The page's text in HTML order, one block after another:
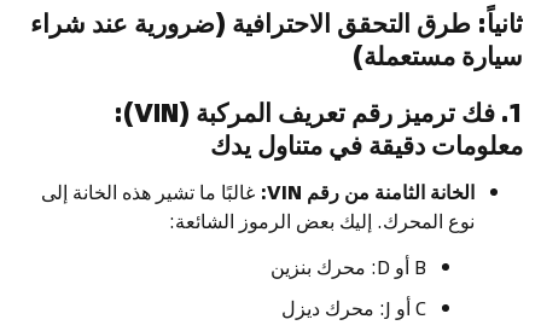
ثانياً: طرق التحقق الاحترافية (ضرورية عند شراء
سيارة مستعملة)
1. فك ترميز رقم تعريف المركبة (VIN):
معلومات دقيقة في متناول يدك
الخانة الثامنة من رقم VIN:
غالبًا ما تشير هذه الخانة إلى
نوع المحرك. إليك بعض الرموز الشائعة:
B أو D: محرك بنزين
C أو J: محرك ديزل